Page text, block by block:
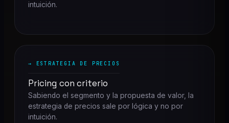
intuición.
→ ESTRATEGIA DE PRECIOS
Pricing con criterio
Sabiendo el segmento y la propuesta de valor, la
estrategia de precios sale por lógica y no por
intuición.